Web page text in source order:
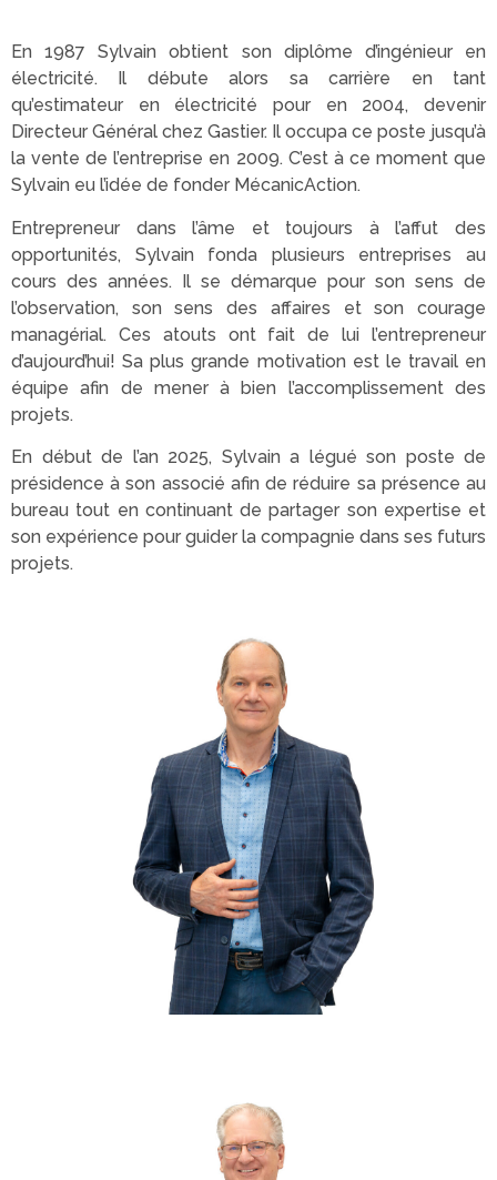
En 1987 Sylvain obtient son diplôme d’ingénieur en
électricité. Il débute alors sa carrière en tant
qu’estimateur en électricité pour en 2004, devenir
Directeur Général chez Gastier. Il occupa ce poste jusqu’à
la vente de l’entreprise en 2009. C’est à ce moment que
Sylvain eu l’idée de fonder MécanicAction.
Entrepreneur dans l’âme et toujours à l’affut des
opportunités, Sylvain fonda plusieurs entreprises au
cours des années. Il se démarque pour son sens de
l’observation, son sens des affaires et son courage
managérial. Ces atouts ont fait de lui l’entrepreneur
d’aujourd’hui! Sa plus grande motivation est le travail en
équipe afin de mener à bien l’accomplissement des
projets.
En début de l’an 2025, Sylvain a légué son poste de
présidence à son associé afin de réduire sa présence au
bureau tout en continuant de partager son expertise et
son expérience pour guider la compagnie dans ses futurs
projets.